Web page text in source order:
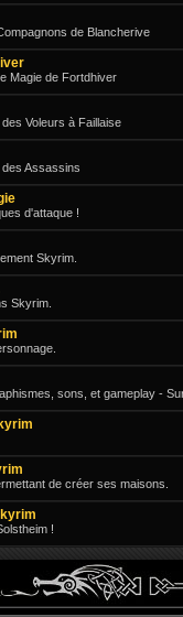
de Blancherive
Magie de Fortdhiver
Voleurs à Faillaise
Assassins
d'attaque !
Skyrim.
Skyrim.
sons, et gameplay -
de créer ses maisons.
!